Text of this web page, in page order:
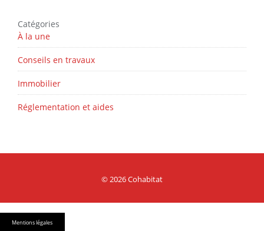
Mentions légales
Catégories
À la une
Conseils en travaux
Immobilier
Réglementation et aides
© 2026 Cohabitat